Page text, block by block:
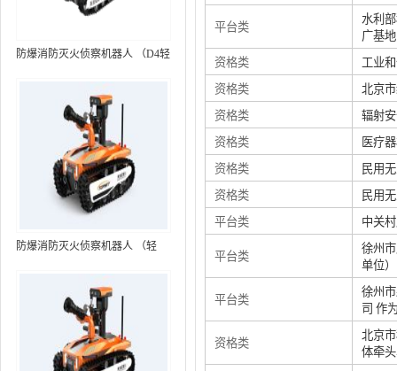
防爆消防灭火侦察机器人 （D4轻
防爆消防灭火侦察机器人 （轻
MC80BD（第6代）
平台类
水利
广基地
资格类
工业
资格类
北京
资格类
辐射
资格类
医疗
资格类
民用
资格类
民用
平台类
中关
平台类
徐州
单位）
平台类
徐州
司 作
资格类
北京
体牵